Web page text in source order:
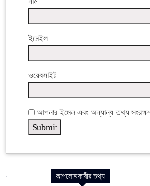
ইমেইল
ওয়েবসাইট
আপনার ইমেল এবং অন্যান্য তথ্য
আপলোডকারীর তথ্য